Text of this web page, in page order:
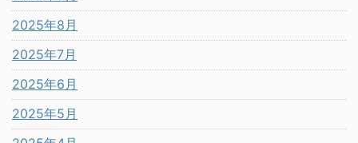
2025年8月
2025年7月
2025年6月
2025年5月